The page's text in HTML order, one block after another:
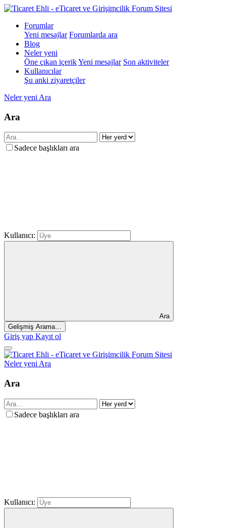
Forumlar
Yeni mesajlar Forumlarda ara
Blog
Neler yeni
Öne çıkan içerikYeni mesajlar Son aktiviteler
Kullanıcılar
Şu anki ziyaretçiler
Neler yeni Ara
Ara
Sadece başlıkları ara
Kullanıcı:
Ara
Gelişmiş Arama…
Giriş yap Kayıt ol
Neler yeniAra
Ara
Sadece başlıkları ara
Kullanıcı: